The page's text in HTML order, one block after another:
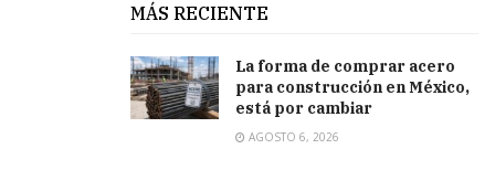
MÁS RECIENTE
La forma de comprar acero
para construcción en México,
está por cambiar
AGOSTO 6, 2026